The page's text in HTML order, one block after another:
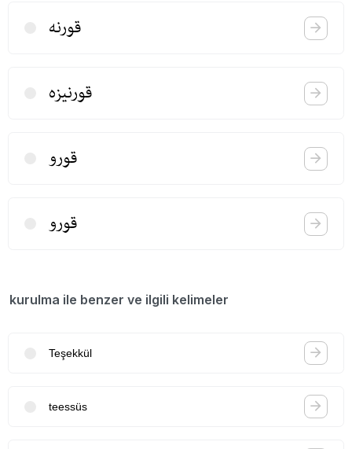
قورنه
قورنیزه
قورو
قورو
kurulma ile benzer ve ilgili kelimeler
Teşekkül
teessüs